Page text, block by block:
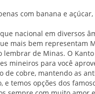
com banana e
nacional em diversos
mais bem representam
lembrar de Minas. O
mineiros para você
de cobre, mantendo as
temos opções dos